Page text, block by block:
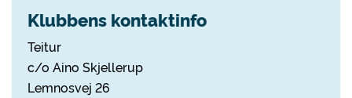
Klubbens kontaktinfo
Teitur
c/o Aino Skjellerup
Lemnosvej 26